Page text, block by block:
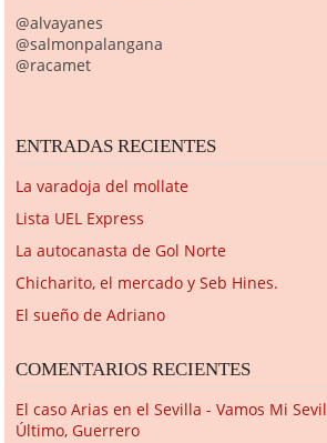
@alvayanes
@salmonpalangana
@racamet
ENTRADAS RECIENTES
La varadoja del mollate
Lista UEL Express
La autocanasta de Gol Norte
Chicharito, el mercado y Seb Hines.
El sueño de Adriano
COMENTARIOS RECIENTES
El caso Arias en el Sevilla - Vamos Mi
Último, Guerrero